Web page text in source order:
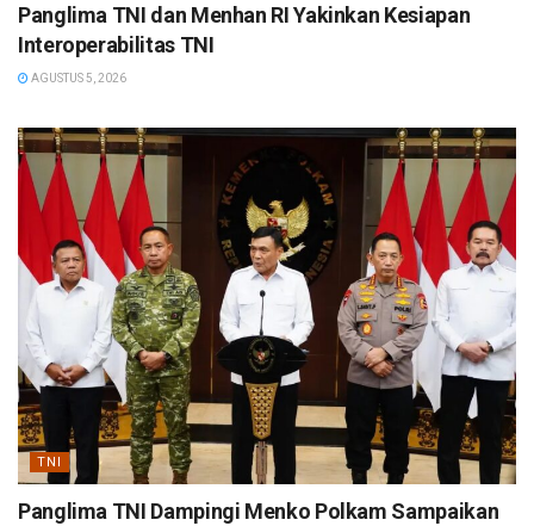
Panglima TNI dan Menhan RI Yakinkan Kesiapan
Interoperabilitas TNI
AGUSTUS 5, 2026
TNI
Panglima TNI Dampingi Menko Polkam Sampaikan